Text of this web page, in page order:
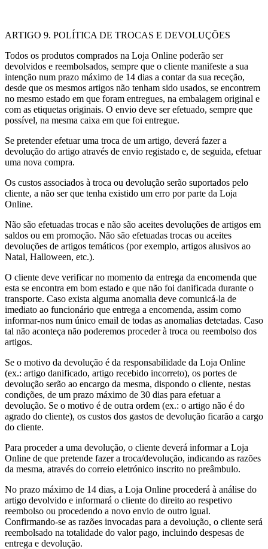
ARTIGO 9. POLÍTICA DE TROCAS E DEVOLUÇÕES
Todos os produtos comprados na Loja Online poderão ser
devolvidos e reembolsados, sempre que o cliente manifeste a sua
intenção num prazo máximo de 14 dias a contar da sua receção,
desde que os mesmos artigos não tenham sido usados, se encontrem
no mesmo estado em que foram entregues, na embalagem original e
com as etiquetas originais. O envio deve ser efetuado, sempre que
possível, na mesma caixa em que foi entregue.
Se pretender efetuar uma troca de um artigo, deverá fazer a
devolução do artigo através de envio registado e, de seguida, efetuar
uma nova compra.
Os custos associados à troca ou devolução serão suportados pelo
cliente, a não ser que tenha existido um erro por parte da Loja
Online.
Não são efetuadas trocas e não são aceites devoluções de artigos em
saldos ou em promoção. Não são efetuadas trocas ou aceites
devoluções de artigos temáticos (por exemplo, artigos alusivos ao
Natal, Halloween, etc.).
O cliente deve verificar no momento da entrega da encomenda que
esta se encontra em bom estado e que não foi danificada durante o
transporte. Caso exista alguma anomalia deve comunicá-la de
imediato ao funcionário que entrega a encomenda, assim como
informar-nos num único email de todas as anomalias detetadas. Caso
tal não aconteça não poderemos proceder à troca ou reembolso dos
artigos.
Se o motivo da devolução é da responsabilidade da Loja Online
(ex.: artigo danificado, artigo recebido incorreto), os portes de
devolução serão ao encargo da mesma, dispondo o cliente, nestas
condições, de um prazo máximo de 30 dias para efetuar a
devolução. Se o motivo é de outra ordem (ex.: o artigo não é do
agrado do cliente), os custos dos gastos de devolução ficarão a cargo
do cliente.
Para proceder a uma devolução, o cliente deverá informar a Loja
Online de que pretende fazer a troca/devolução, indicando as razões
da mesma, através do correio eletrónico inscrito no preâmbulo.
No prazo máximo de 14 dias, a Loja Online procederá à análise do
artigo devolvido e informará o cliente do direito ao respetivo
reembolso ou procedendo a novo envio de outro igual.
Confirmando-se as razões invocadas para a devolução, o cliente será
reembolsado na totalidade do valor pago, incluindo despesas de
entrega e devolução.